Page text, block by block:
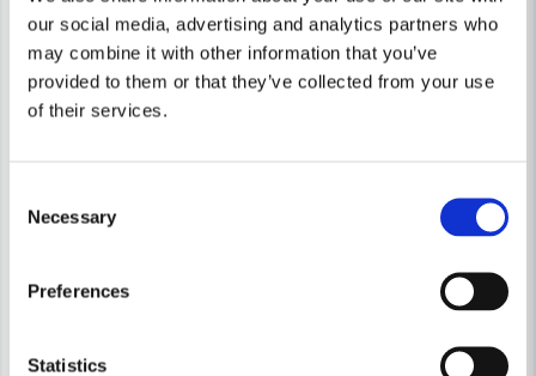
our social media, advertising and analytics partners who
may combine it with other information that you’ve
provided to them or that they’ve collected from your use
of their services.
Selection
Necessary
Preferences
Statistics